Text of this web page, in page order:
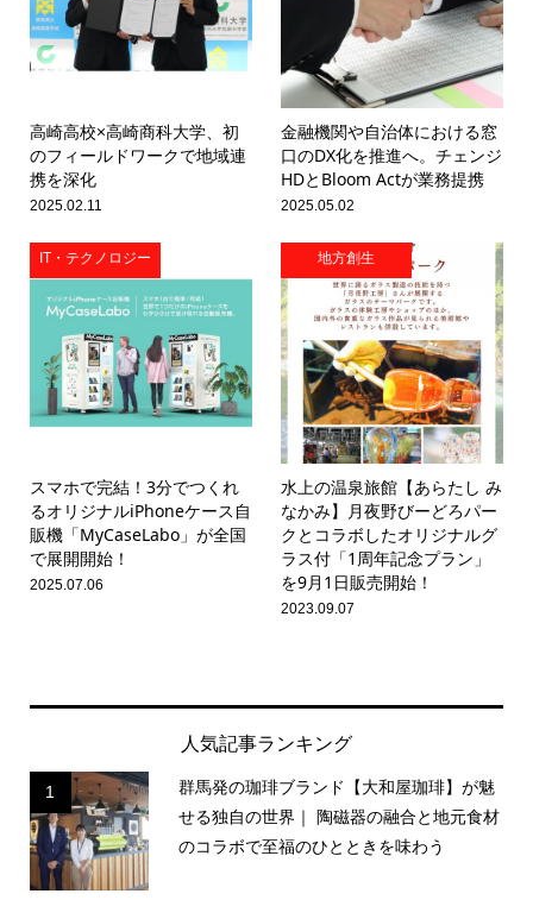
高崎高校×高崎商科大学、初
のフィールドワークで地域連
携を深化
2025.02.11
金融機関や自治体における窓
口のDX化を推進へ。チェンジ
HDとBloom Actが業務提携
2025.05.02
IT・テクノロジー
スマホで完結！3分でつくれ
るオリジナルiPhoneケース自
販機「MyCaseLabo」が全国
で展開開始！
2025.07.06
地方創生
水上の温泉旅館【あらたし み
なかみ】月夜野びーどろパー
クとコラボしたオリジナルグ
ラス付「1周年記念プラン」
を9月1日販売開始！
2023.09.07
人気記事ランキング
1
群馬発の珈琲ブランド【大和屋珈琲】が魅
せる独自の世界｜ 陶磁器の融合と地元食材
のコラボで至福のひとときを味わう